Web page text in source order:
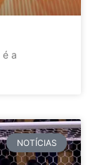
a
NOTÍCIAS